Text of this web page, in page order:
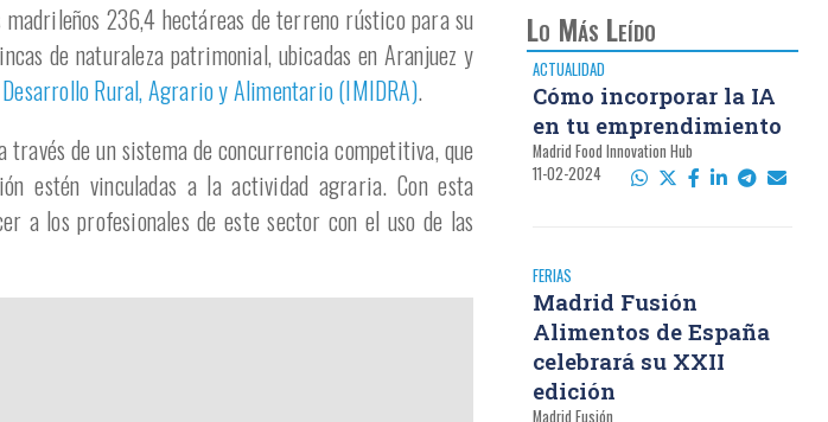
236,4 hectáreas de terreno rústico para su
de naturaleza patrimonial, ubicadas en Aranjuez y
Rural, Agrario y Alimentario (IMIDRA).
de un sistema de concurrencia competitiva, que
estén vinculadas a la actividad agraria. Con esta
a los profesionales de este sector con el uso de las
Lo Más Leído
ACTUALIDAD
Cómo incorporar la IA
en tu emprendimiento
Madrid Food Innovation Hub
11-02-2024
FERIAS
Madrid Fusión
Alimentos de España
celebrará su XXII
edición
Madrid Fusión